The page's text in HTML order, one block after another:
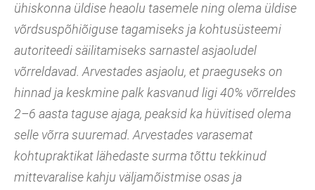
ühiskonna üldise heaolu tasemele ning olema üldise
võrdsuspõhiõiguse tagamiseks ja kohtusüsteemi
autoriteedi säilitamiseks sarnastel asjaoludel
võrreldavad. Arvestades asjaolu, et praeguseks on
hinnad ja keskmine palk kasvanud ligi 40% võrreldes
2–6 aasta taguse ajaga, peaksid ka hüvitised olema
selle võrra suuremad. Arvestades varasemat
kohtupraktikat lähedaste surma tõttu tekkinud
mittevaralise kahju väljamõistmise osas ja